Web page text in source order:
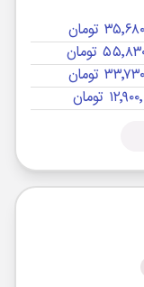
تومان
تومان
تومان
تومان